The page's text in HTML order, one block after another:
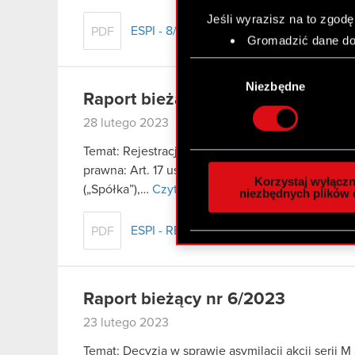
Jeśli wyrazisz na to
Gromadzić dane
Identyfikować
Dowiedz się więcej
szczegółów . W
Wykorzystujemy pliki
społecznościowym,
otrzymanymi od Ciebie
zgadasz się na używanie
Niezbędne
Korzystaj
niezbędnych plików
PDF ESPI - 8/2023
Raport bieżący nr 7/2023
28 lutego 2023
Temat: Rejestracja połączenia Spółki z jej
prawna: Art. 17 ust. 1 MAR – informacje poufne
(„Spółka”),… Czytaj dalej
PDF ESPI - RB 7/2023
Raport bieżący nr 6/2023
23 lutego 2023
Temat: Decyzja w sprawie asymilacji akcji serii